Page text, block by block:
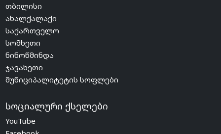
თბილისი
ახალქალაქი
საქართველო
სომხეთი
ნინოწმინდა
ჯავახეთი
მუნიციპალიტეტის სოფლები
სოციალური ქსელები
YouTube